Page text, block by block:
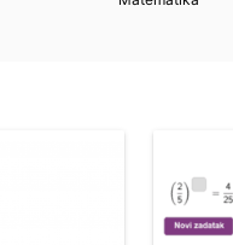
kalkulator
Aplikacijama